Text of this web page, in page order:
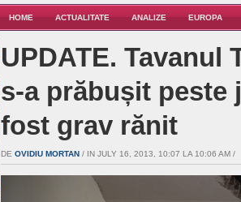
HOME ACTUALITATE ANALIZE EUROPA
UPDATE. Tavanul
s-a prăbușit
fost grav rănit
DE OVIDIU MORTAN / IN JULY 16, 2013, 10:07 LA 10:06 AM /